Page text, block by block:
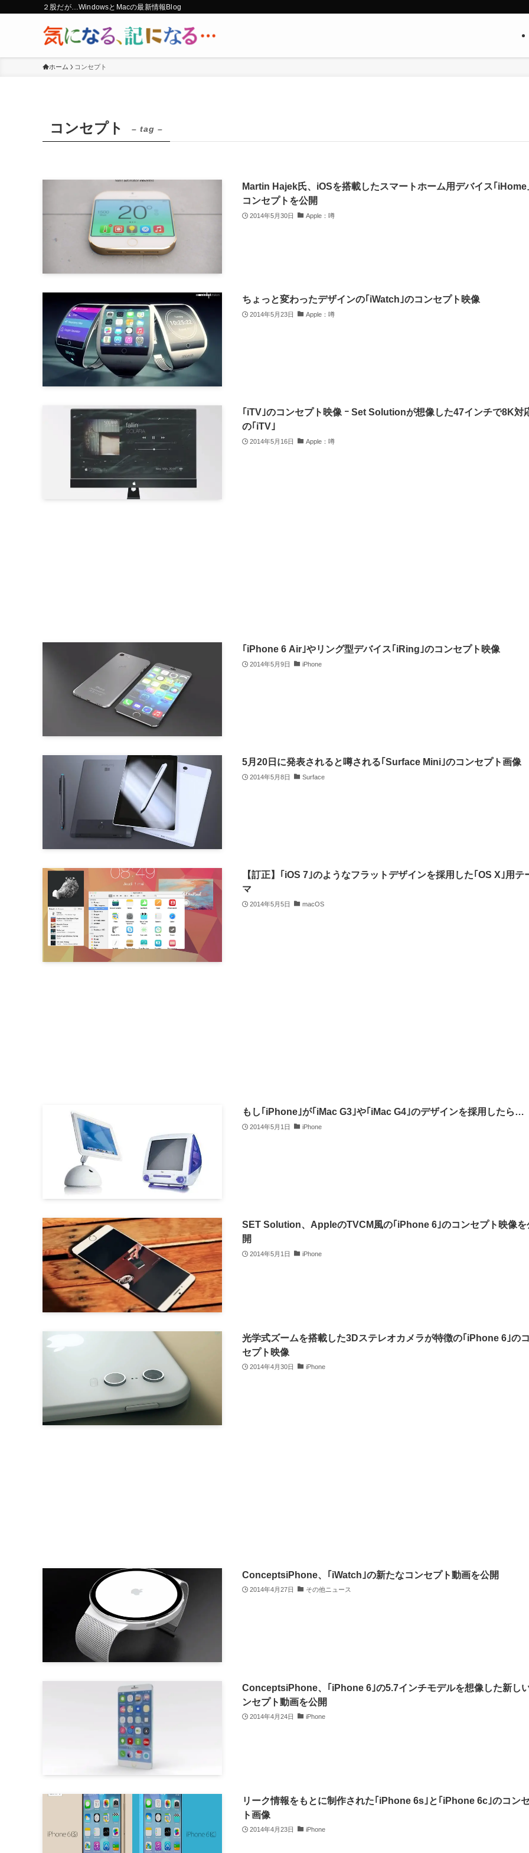
２股だが…WindowsとMacの最新情報Blog
ホーム コンセプト
コンセプト – tag –
Martin Hajek氏、iOSを搭載したスマートホーム用デバイス｢iHome
コンセプトを公開
2014年5月30日 Apple：噂
ちょっと変わったデザインの｢iWatch｣のコンセプト映像
2014年5月23日 Apple：噂
｢iTV｣のコンセプト映像 ｰ Set Solutionが想像した47インチで8K対
の｢iTV｣
2014年5月16日 Apple：噂
｢iPhone 6 Air｣やリング型デバイス｢iRing｣のコンセプト映像
2014年5月9日 iPhone
5月20日に発表されると噂される｢Surface Mini｣のコンセプト画像
2014年5月8日 Surface
【訂正】｢iOS 7｣のようなフラットデザインを採用した｢OS X｣用テ
マ
2014年5月5日 macOS
もし｢iPhone｣が｢iMac G3｣や｢iMac G4｣のデザインを採用したら…
2014年5月1日 iPhone
SET Solution、AppleのTVCM風の｢iPhone 6｣のコンセプト映像を
開
2014年5月1日 iPhone
光学式ズームを搭載した3Dステレオカメラが特徴の｢iPhone 6｣の
セプト映像
2014年4月30日 iPhone
ConceptsiPhone、｢iWatch｣の新たなコンセプト動画を公開
2014年4月27日 その他ニュース
ConceptsiPhone、｢iPhone 6｣の5.7インチモデルを想像した新し
ンセプト動画を公開
2014年4月24日 iPhone
リーク情報をもとに制作された｢iPhone 6s｣と｢iPhone 6c｣のコン
ト画像
2014年4月23日 iPhone